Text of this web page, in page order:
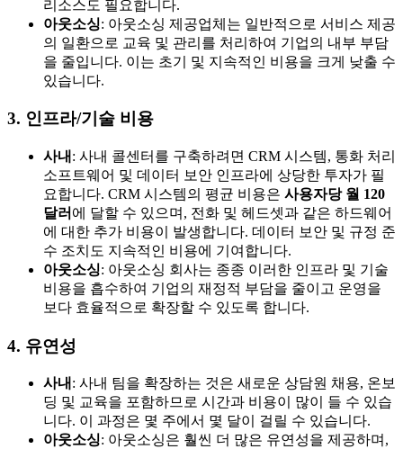
리소스도 필요합니다.
아웃소싱: 아웃소싱 제공업체는 일반적으로 서비스 제공
의 일환으로 교육 및 관리를 처리하여 기업의 내부 부담
을 줄입니다. 이는 초기 및 지속적인 비용을 크게 낮출 수
있습니다.
3. 인프라/기술 비용
사내 : 사내 콜센터를 구축하려면 CRM 시스템, 통화 처리
소프트웨어 및 데이터 보안 인프라에 상당한 투자가 필
요합니다. CRM 시스템의 평균 비용은 사용자당 월 120
달러 에 달할 수 있으며, 전화 및 헤드셋과 같은 하드웨어
에 대한 추가 비용이 발생합니다. 데이터 보안 및 규정 준
수 조치도 지속적인 비용에 기여합니다.
아웃소싱: 아웃소싱 회사는 종종 이러한 인프라 및 기술
비용을 흡수하여 기업의 재정적 부담을 줄이고 운영을
보다 효율적으로 확장할 수 있도록 합니다.
4. 유연성
사내 : 사내 팀을 확장하는 것은 새로운 상담원 채용, 온보
딩 및 교육을 포함하므로 시간과 비용이 많이 들 수 있습
니다. 이 과정은 몇 주에서 몇 달이 걸릴 수 있습니다.
아웃소싱: 아웃소싱은 훨씬 더 많은 유연성을 제공하며,